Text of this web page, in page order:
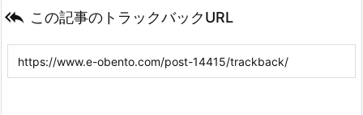
 この記事のトラックバックURL